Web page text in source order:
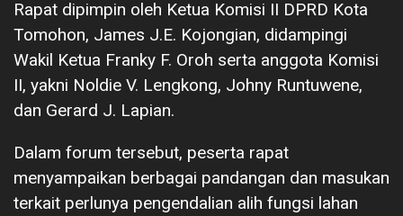
Rapat dipimpin oleh Ketua Komisi II DPRD Kota
Tomohon, James J.E. Kojongian, didampingi
Wakil Ketua Franky F. Oroh serta anggota Komisi
II, yakni Noldie V. Lengkong, Johny Runtuwene,
dan Gerard J. Lapian.
Dalam forum tersebut, peserta rapat
menyampaikan berbagai pandangan dan masukan
terkait perlunya pengendalian alih fungsi lahan